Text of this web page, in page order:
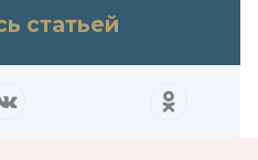
статьей